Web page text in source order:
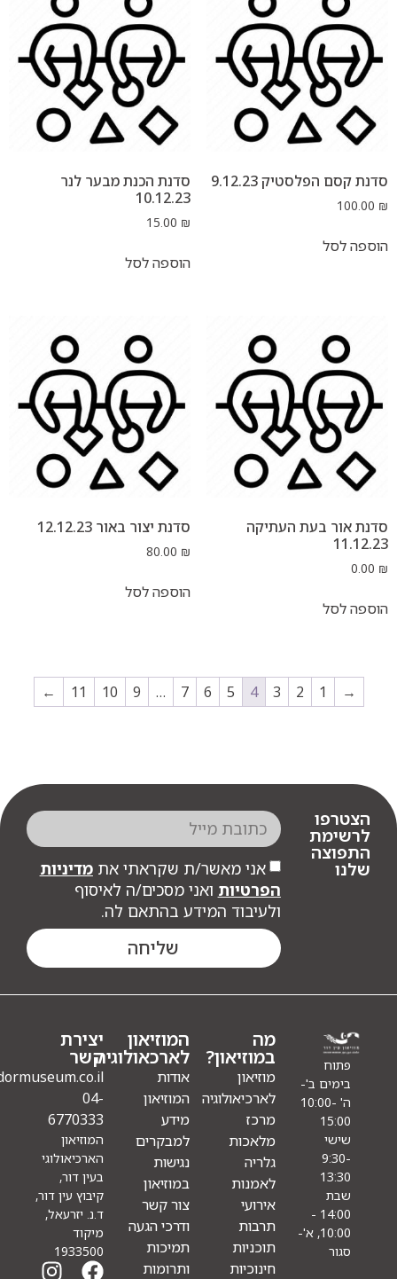
9.12.23
סדנת הכנת מבער לנר
הוספה לסל
בעת העתיקה סדנת יצור באור 12.12.23
הוספה לסל
4
5
6
7
…
9
11
←
אני מאשר/ת שקראתי אתמדיניות
ואני מסכים/ה לאיסוף
ולעיבוד המידע בהתאם לה.
מה
במוזיאון?
מוזיאון
לארכיאולוגיה
מרכז
מלאכות
גלריה
לאמנות
אירועי
תרבות
תוכניות
המוזיאון
לארכאולוגיה
אודות
המוזיאון
מידע
למבקרים
נגישות
במוזיאון
צור קשר
ודרכי הגעה
תמיכות
ותרומות
יצירת
קשר
Info@eindormuseum.co.il
04-
6770333
המוזיאון
הארכיאולוגי
בעין דור,
קיבוץ עין דור,
ד.נ. יזרעאל,
מיקוד
1933500